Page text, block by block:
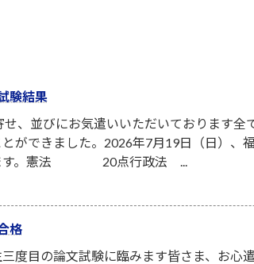
験結果
、並びにお気遣いいただいております
ができました。2026年7月19日（日）、
ます。憲法 20点行政法 ...
格
度目の論文試験に臨みます皆さま、お心